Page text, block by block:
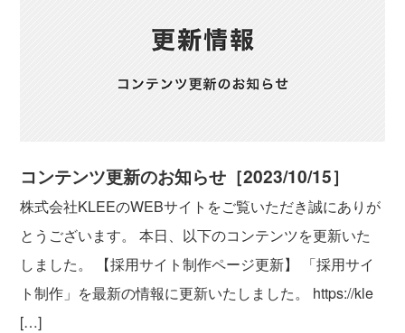
コンテンツ更新のお知らせ［2023/10/15］
株式会社KLEEのWEBサイトをご覧いただき誠にありが
とうございます。 本日、以下のコンテンツを更新いた
しました。 【採用サイト制作ページ更新】 「採用サイ
ト制作」を最新の情報に更新いたしました。 https://kle
[…]